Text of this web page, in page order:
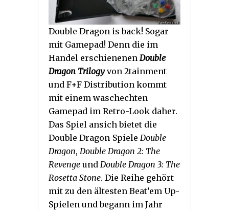
Double Dragon is back! Sogar
mit Gamepad! Denn die im
Handel erschienenen Double
Dragon Trilogy von 2tainment
und F+F Distribution kommt
mit einem waschechten
Gamepad im Retro-Look daher.
Das Spiel ansich bietet die
Double Dragon-Spiele Double
Dragon, Double Dragon 2: The
Revenge und Double Dragon 3: The
Rosetta Stone. Die Reihe gehört
mit zu den ältesten Beat’em Up-
Spielen und begann im Jahr